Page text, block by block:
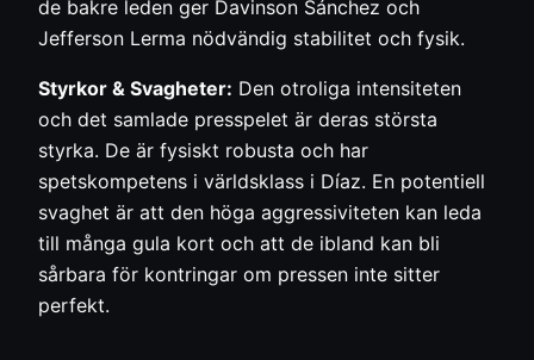
de bakre leden ger Davinson Sánchez och
Jefferson Lerma nödvändig stabilitet och fysik.
Styrkor & Svagheter: Den otroliga intensiteten
och det samlade presspelet är deras största
styrka. De är fysiskt robusta och har
spetskompetens i världsklass i Díaz. En potentiell
svaghet är att den höga aggressiviteten kan leda
till många gula kort och att de ibland kan bli
sårbara för kontringar om pressen inte sitter
perfekt.